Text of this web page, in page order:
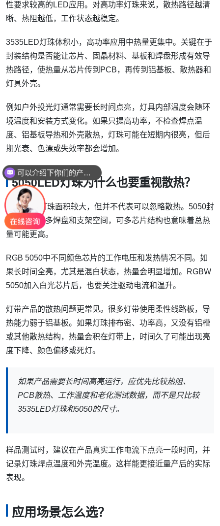
性要求较高的LED应用。对高功率灯珠来说，散热路径越清
晰、热阻越低，工作状态越稳定。
3535LED灯珠体积小，高功率应用中热量更集中。关键在于
封装结构是否能让芯片、固晶材料、基板和焊盘形成有效导
热路径，使热量从芯片传到PCB，再传到铝基板、散热器和
灯具外壳。
例如户外投光灯通常需要长时间点亮，灯具内部温度会随环
境温度和安装方式变化。如果只提高功率，不检查焊点温
度、铝基板导热和外壳散热，灯珠可能在短期内很亮，但后
期光衰、色漂或失效率都会增加。
5050LED灯珠为什么也要重视散热？
5050LED灯珠面积较大，但并不代表可以忽略散热。5050封
装确实有更多焊盘和支架空间，可多芯片结构也意味着总热
量可能更高。
RGB 5050中不同颜色芯片的工作电压和发热情况不同。如
果长时间全亮，尤其是混白状态，热量会明显增加。RGBW
5050加入白光芯片后，也要关注驱动电流和温升。
灯带产品的散热问题更常见。很多灯带使用柔性线路板，导
热能力弱于铝基板。如果灯珠排布密、功率高，又没有铝槽
或其他散热结构，热量会积在灯带上，时间久了可能出现亮
度下降、颜色偏移或死灯。
如果产品需要长时间高亮运行，应优先比较热阻、
PCB散热、工作温度和老化测试数据，而不是只比较
3535LED灯珠和5050的尺寸。
样品测试时，建议在产品真实工作电流下点亮一段时间，并
记录灯珠焊点温度和外壳温度。这样能更接近量产后的实际
表现。
应用场景怎么选？
可以介绍下你们的产品么